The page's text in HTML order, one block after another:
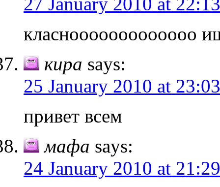
класнооооооооооооо
кира says:
25 January 2010 at 23:03
привет всем
мафа says:
24 January 2010 at 21:29